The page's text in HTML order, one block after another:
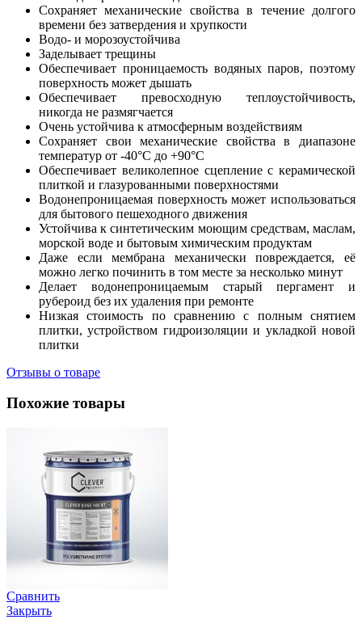
Сохраняет механические свойства в течение долгого
времени без затвердения и хрупкости
Водо- и морозоустойчива
Заделывает трещины
Обеспечивает проницаемость водяных паров, поэтому
поверхность может дышать
Обеспечивает превосходную теплоустойчивость,
никогда не размягчается
Очень устойчива к атмосферным воздействиям
Сохраняет свои механические свойства в диапазоне
температур от -40°С до +90°С
Обеспечивает великолепное сцепление с керамической
плиткой и глазурованными поверхностями
Водонепроницаемая поверхность может использоваться
для бытового пешеходного движения
Устойчива к синтетическим моющим средствам, маслам,
морской воде и бытовым химическим продуктам
Даже если мембрана механически повреждается, её
можно легко починить в том месте за несколько минут
Делает водонепроницаемым старый пергамент и
рубероид без их удаления при ремонте
Низкая стоимость по сравнению с полным снятием
плитки, устройством гидроизоляции и укладкой новой
плитки
Отзывы о товаре
Похожие товары
Сравнить
Закрыть